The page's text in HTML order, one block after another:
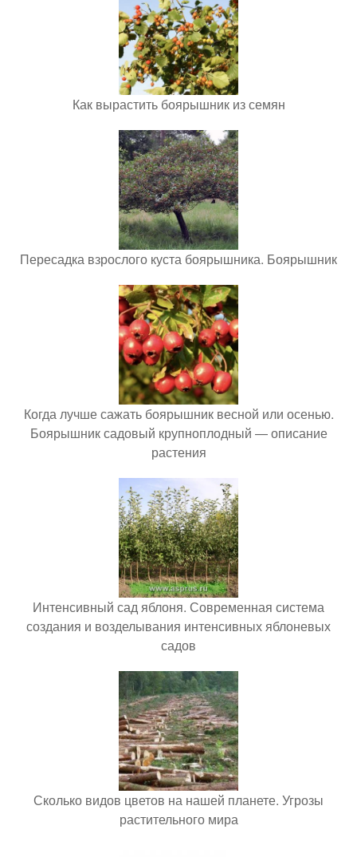
Как вырастить боярышник из семян
Пересадка взрослого куста боярышника. Боярышник
Когда лучше сажать боярышник весной или осенью.
Боярышник садовый крупноплодный — описание
растения
Интенсивный сад яблоня. Современная система
создания и возделывания интенсивных яблоневых
садов
Сколько видов цветов на нашей планете. Угрозы
растительного мира